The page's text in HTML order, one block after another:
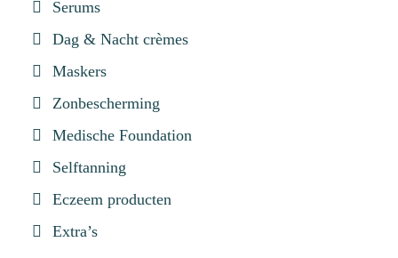
Serums
Dag & Nacht crèmes
Maskers
Zonbescherming
Medische Foundation
Selftanning
Eczeem producten
Extra’s